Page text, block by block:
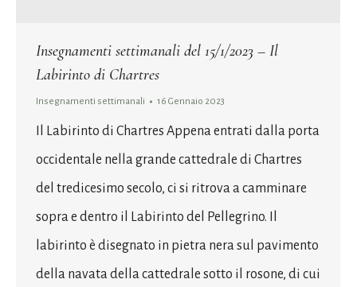
Insegnamenti settimanali del 15/1/2023 – Il
Labirinto di Chartres
Insegnamenti settimanali 16 Gennaio 2023
Il Labirinto di Chartres Appena entrati dalla porta
occidentale nella grande cattedrale di Chartres
del tredicesimo secolo, ci si ritrova a camminare
sopra e dentro il Labirinto del Pellegrino. Il
labirinto è disegnato in pietra nera sul pavimento
della navata della cattedrale sotto il rosone, di cui